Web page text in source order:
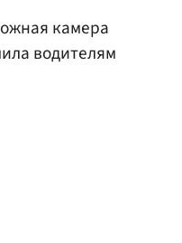
камера
водителям